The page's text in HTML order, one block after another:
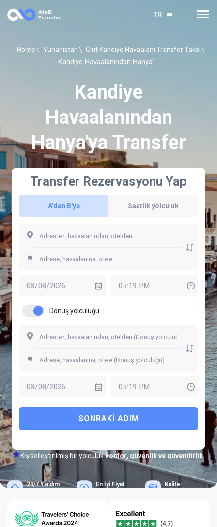
TR
Home Yunanistan Girit Kandiye Havaalanı Transfer Taksi
Kandiye Havaalanından Hanya'ya Transfer
Kandiye
Havaalanından
Hanya'ya Transfer
Transfer Rezervasyonu Yap
A'dan B'ye Saatlik yolculuk
Dönüş yolculuğu
SONRAKI ADIM
Kişiselleştirilmiş bir yolculukkonfor, güvenlik ve güvenilirlik.
24/7 Yardım
En İyi Fiyat
Kalite-